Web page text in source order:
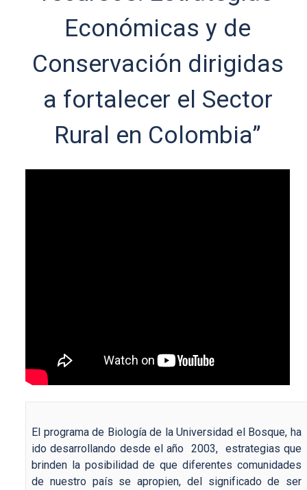
Económicas y de
Conservación dirigidas
a fortalecer el Sector
Rural en Colombia”
El programa de Biología de la Universidad el Bosque, ha
ido desarrollando desde el año 2003, estrategias que
brinden la posibilidad de que diferentes comunidades
de nuestro país se apropien, del significado de ser